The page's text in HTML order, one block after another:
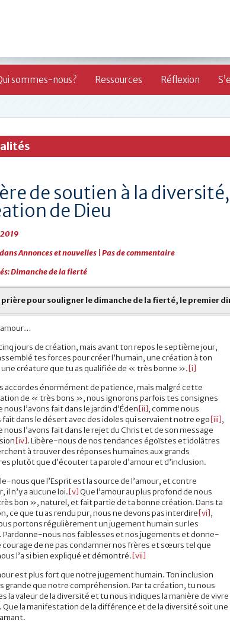
sommes-nous? Ressources Réflexion
de soutien à la
de Dieu
Annonces et nouvelles Pas de commentaire
Dimanche de la fierté
prière pour souligner le dimanche de la fierté, le premier
jours de création, mais avant ton repos le septième jour,
tes forces pour créer l’humain, une création à ton
une créature que tu as qualifiée de « très bonne ».[i]
accordes énormément de patience, mais malgré cette
de « très bons », nous ignorons parfois tes consignes
nous l’avons fait dans le jardin d’Éden[ii], comme nous
fait dans le désert avec des idoles qui servaient notre ego[iii],
nous l’avons fait dans le rejet du Christ et de son message
[iv]. Libère-nous de nos tendances égoïstes et idolâtres
à trouver des réponses humaines aux grands
plutôt que d’écouter ta parole d’amour et d’inclusion.
nous que l’Esprit est la source de l’amour, et contre
il n’y a aucune loi.[v] Que l’amour au plus profond de nous
bon », naturel, et fait partie de ta bonne création. Dans ta
ce que tu as rendu pur, nous ne devons pas interdire[vi],
portons régulièrement un jugement humain sur les
Pardonne-nous nos faiblesses et nos jugements et donne-
courage de ne pas condamner nos frères et sœurs tel que
l’a si bien expliqué et démontré.[vii]
est plus fort que notre jugement humain. Ton inclusion
grande que notre compréhension. Par ta création, tu nous
la valeur de la diversité et tu nous indiques la manière de
Que la manifestation de la différence et de la diversité soit